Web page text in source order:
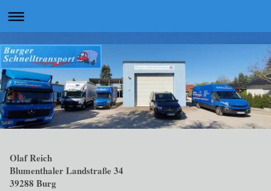
Olaf Reich
Blumenthaler Landstraße 34
39288 Burg